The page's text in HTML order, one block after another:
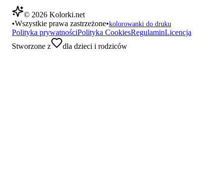
© 2026 Kolorki.net
•Wszystkie prawa zastrzeżone•kolorowanki do druku
Polityka prywatnościPolityka CookiesRegulaminLicencja
Stworzone z
dla dzieci i rodziców